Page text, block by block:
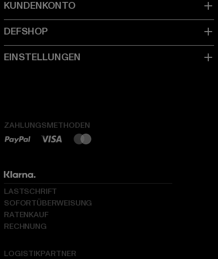
ZAHLUNGSMETHODEN
LOGISTIKPARTNER
LASTSCHRIFT
SOFORTÜBERWEISUNG
RATENKAUF
RECHNUNG